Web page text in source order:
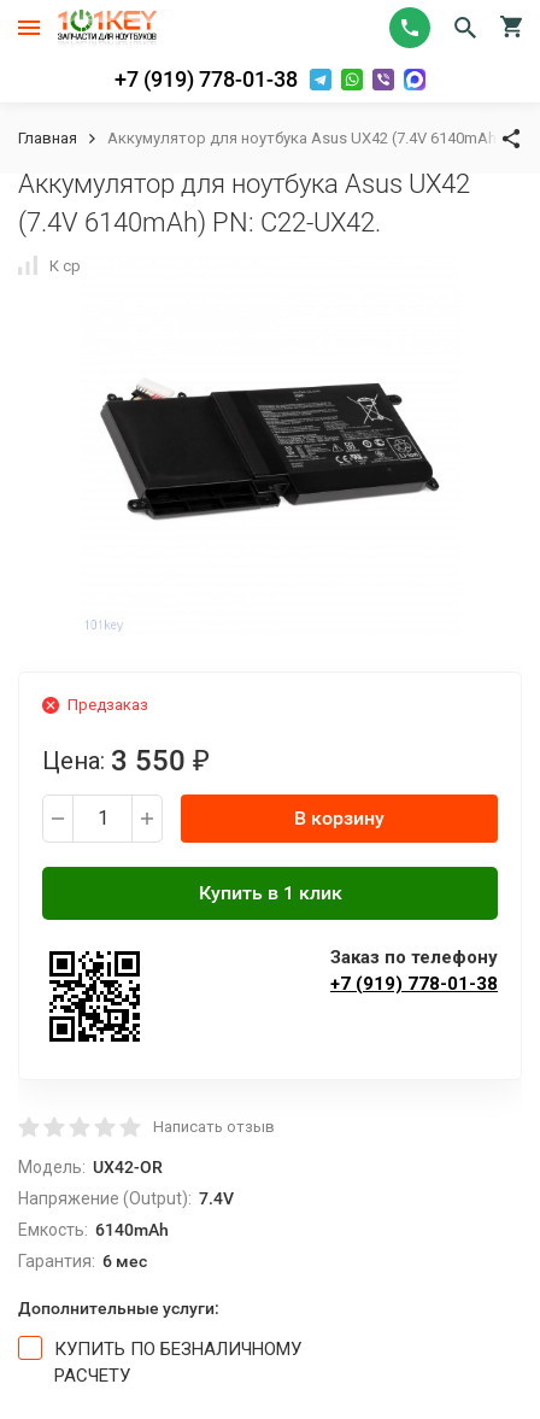
+7 (919) 778-01-38
Главная Аккумулятор для ноутбука Asus UX42 (7.4V 6140mAh) PN:
Аккумулятор для ноутбука Asus UX42
(7.4V 6140mAh) PN: C22-UX42.
К сравнению
Предзаказ
Цена: 3 550 ₽
В корзину
Заказ по телефону
+7 (919) 778-01-38
Написать отзыв
Модель: UX42-OR
Напряжение (Output): 7.4V
Емкость: 6140mAh
Гарантия: 6 мес
Дополнительные услуги:
КУПИТЬ ПО БЕЗНАЛИЧНОМУ
РАСЧЕТУ